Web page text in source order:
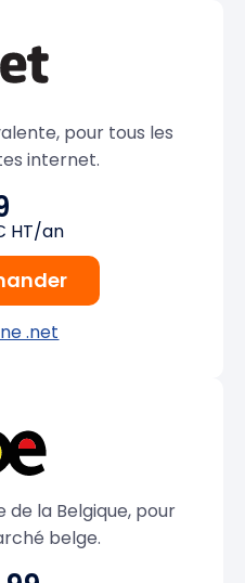
pour tous les
internet.
HT/an
.net
de la Belgique, pour
belge.